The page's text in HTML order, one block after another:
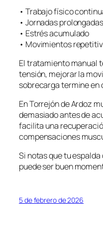
• Trabajo físico
• Jornadas
• Estrés acumulado
• Movimientos
El tratamiento manual
tensión, mejorar la
sobrecarga termine
En Torrejón de Ardoz
demasiado antes de
facilita una
compensaciones
Si notas que tu espalda
puede ser buen
5 de febrero de 2026